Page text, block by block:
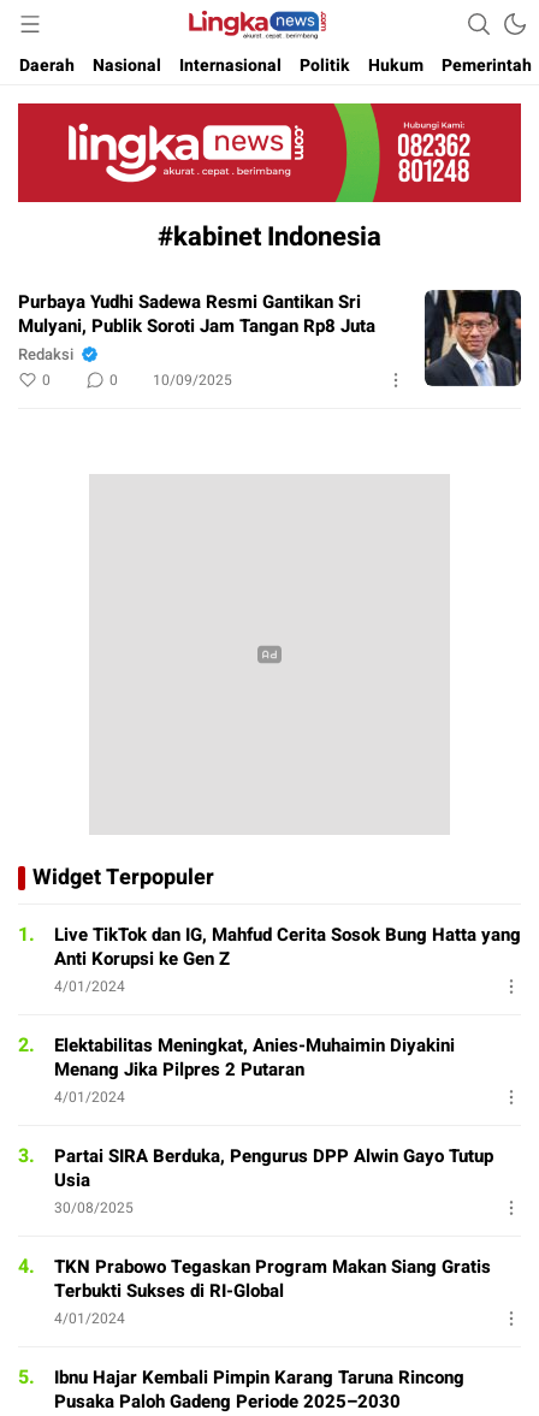
Lingkanews
Akurat. Cepat & Berimbang
Daerah
Nasional Internasional Politik Hukum Pemerintah
#kabinet Indonesia
Purbaya Yudhi Sadewa Resmi Gantikan Sri
Mulyani, Publik Soroti Jam Tangan Rp8 Juta
Redaksi
0 0 10/09/2025
Widget Terpopuler
1.
Live TikTok dan IG, Mahfud Cerita Sosok Bung Hatta yang
Anti Korupsi ke Gen Z
4/01/2024
2.
Elektabilitas Meningkat, Anies-Muhaimin Diyakini
Menang Jika Pilpres 2 Putaran
4/01/2024
3.
Partai SIRA Berduka, Pengurus DPP Alwin Gayo Tutup
Usia
30/08/2025
4.
TKN Prabowo Tegaskan Program Makan Siang Gratis
Terbukti Sukses di RI-Global
4/01/2024
5.
Ibnu Hajar Kembali Pimpin Karang Taruna Rincong
Pusaka Paloh Gadeng Periode 2025–2030